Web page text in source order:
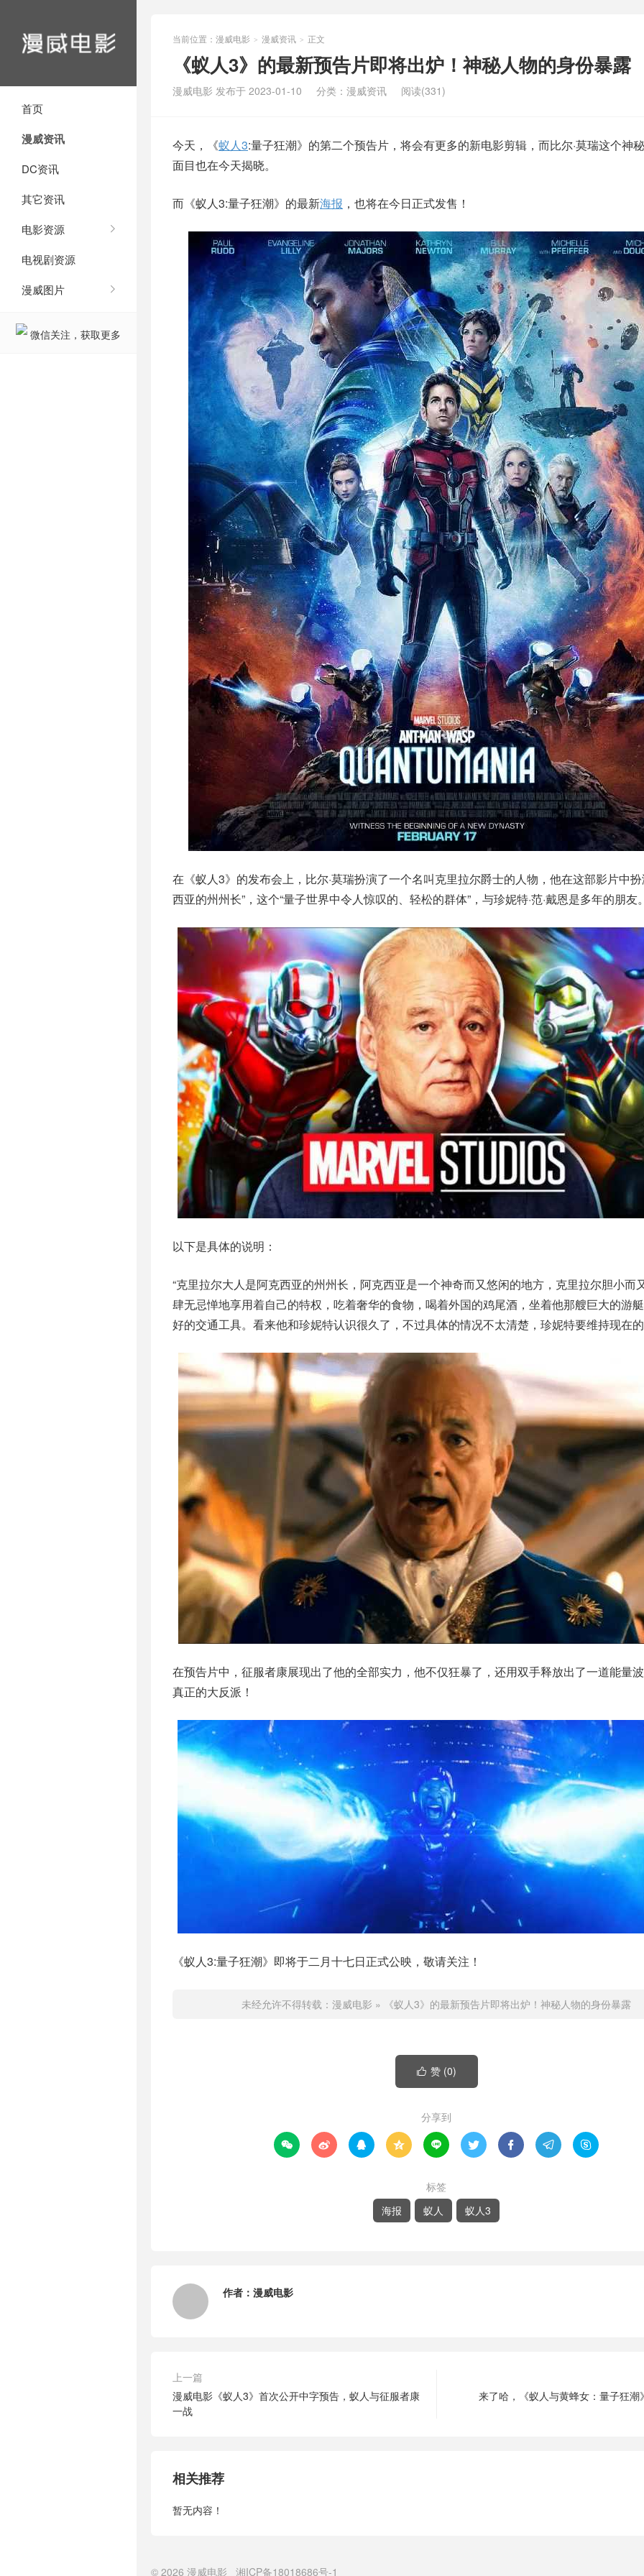
首页
漫威资讯
DC资讯
其它资讯
电影资源
电视剧资源
漫威图片
微信关注，获取更多
当前位置： 漫威电影 > 漫威资讯 > 正文
《蚁人3》的最新预告片即将出炉！神秘人物的身份暴露
漫威电影 发布于 2023-01-10 分类： 漫威资讯 阅读(331)
今天，《蚁人3:量子狂潮》的第二个预告片，将会有更多的新电影剪辑，而比尔·莫瑞这个神
面目也在今天揭晓。
而《蚁人3:量子狂潮》的最新海报 ，也将在今日正式发售！
在《蚁人3》的发布会上，比尔·莫瑞扮演了一个名叫克里拉尔爵士的人物，他在这部影片中扮
西亚的州州长”，这个“量子世界中令人惊叹的、轻松的群体”，与珍妮特·范·戴恩是多年的朋友
以下是具体的说明：
“克里拉尔大人是阿克西亚的州州长，阿克西亚是一个神奇而又悠闲的地方，克里拉尔胆小而
肆无忌惮地享用着自己的特权，吃着奢华的食物，喝着外国的鸡尾酒，坐着他那艘巨大的游
好的交通工具。看来他和珍妮特认识很久了，不过具体的情况不太清楚，珍妮特要维持现在
在预告片中，征服者康展现出了他的全部实力，他不仅狂暴了，还用双手释放出了一道能量
真正的大反派！
《蚁人3:量子狂潮》即将于二月十七日正式公映，敬请关注！
未经允许不得转载： 漫威电影 » 《蚁人3》的最新预告片即将出炉！神秘人物的身份暴露
 赞 (0)
分享到
        
标签
海报
蚁人 蚁人3
作者： 漫威电影
上一篇
漫威电影《蚁人3》首次公开中字预告，蚁人与征服者康
一战
来了哈，《蚁人与黄蜂女：量子狂潮
相关推荐
暂无内容！
© 2026 漫威电影 湘ICP备18018686号-1